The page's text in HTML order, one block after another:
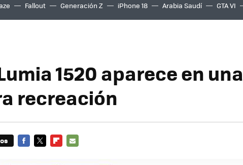
Fallout Generación Z iPhone 18 Arabia Saudí GTA VI
1520 aparece en una
recreación